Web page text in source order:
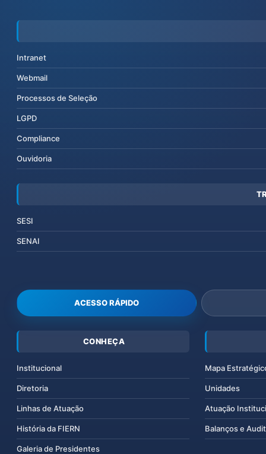
Intranet
Webmail
Processos de Seleção
LGPD
Compliance
Ouvidoria
SESI
SENAI
ACESSO RÁPIDO
CONHEÇA
Institucional
Diretoria
Linhas de Atuação
História da FIERN
Galeria de Presidentes
Mapa
Unidades
Atuação
Balanços e